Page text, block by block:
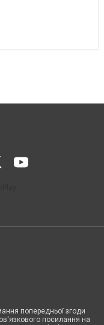
попередньої згоди
посилання на